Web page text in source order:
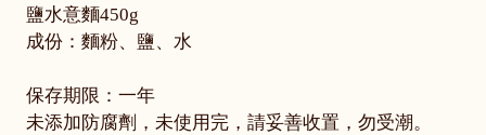
鹽水意麵450g
成份：麵粉、鹽、水
保存期限：一年
未添加防腐劑，未使用完，請妥善收置，勿受潮。